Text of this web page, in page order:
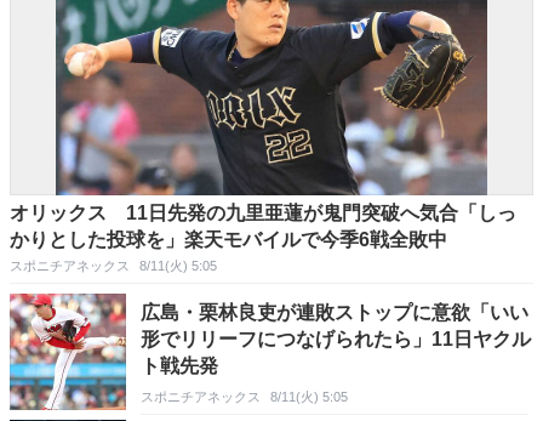
オリックス 11日先発の九里亜蓮が鬼門突破へ気合「しっ
かりとした投球を」楽天モバイルで今季6戦全敗中
スポニチアネックス 8/11(火) 5:05
広島・栗林良吏が連敗ストップに意欲「いい
形でリリーフにつなげられたら」11日ヤクル
ト戦先発
スポニチアネックス 8/11(火) 5:05